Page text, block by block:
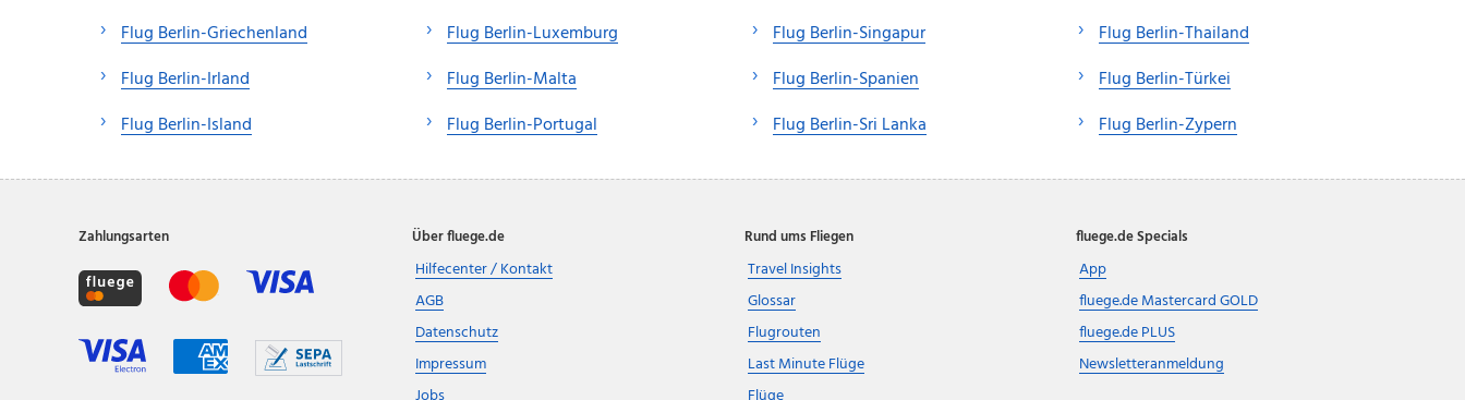
Flug Berlin-Griechenland
Flug Berlin-Irland
Flug Berlin-Island
Flug Berlin-Luxemburg
Flug Berlin-Malta
Flug Berlin-Portugal
Flug Berlin-Singapur
Flug Berlin-Spanien
Flug Berlin-Sri Lanka
Flug Berlin-Thailand
Flug Berlin-Türkei
Flug Berlin-Zypern